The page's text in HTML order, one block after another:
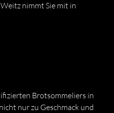
nimmt Sie mit in
Brotsommeliers in
nur zu Geschmack und